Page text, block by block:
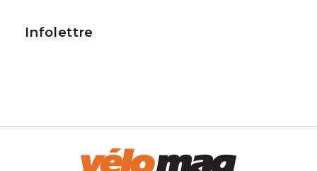
Infolettre